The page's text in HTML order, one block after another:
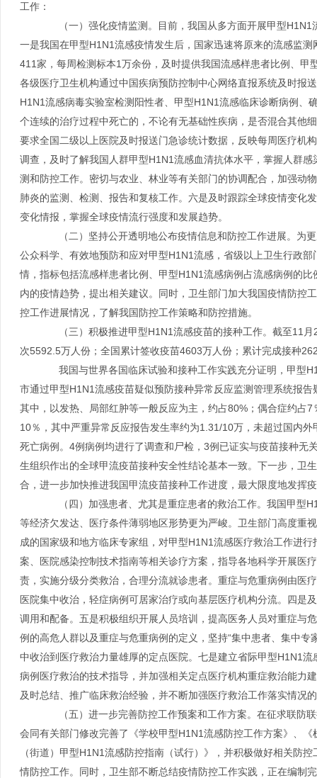
工作：
（一）强化疫情监测。目前，我国从多方面开展甲型H1N1
一是我国在甲型H1N1流感疫情发生后，国家迅速将原来的流感监
411家，每周检测标本1万余份，及时提供我国流感样患者比例、
各级医疗卫生机构通过中国疾病预防控制中心网络直报系统及时报
H1N1流感病毒实验室检测阳性者、甲型H1N1流感临床诊断病例
个连续的治疗过程中死亡的，不论有无基础性疾病，是否混合其他
要求全国二级以上医院及时报送门急诊统计数据，反映每周医疗机
调查，及时了解我国人群甲型H1N1流感血清抗体水平，掌握人群
测和防控工作。密切与农业、林业等有关部门的协调配合，加强动
肺炎的监测、检测、报告和复核工作。六是及时跟踪全球疫情变化
变化情报，掌握全球疫情流行强度和发展趋势。
（二）坚持公开透明地公布疫情信息和防控工作进展。为
公众科学、有效地预防和应对甲型H1N1流感，省级以上卫生行政
情，指标包括流感样患者比例、甲型H1N1流感病例占流感病例的
内的疫情趋势，提出相关建议。同时，卫生部门加大我国疫情防控
控工作进展情况，了解我国防控工作策略和防控措施。
（三）积极推进甲型H1N1流感疫苗的接种工作。截至11月
次5592.5万人份；全国累计签收疫苗4603万人份；累计完成接种
我国与世界各国临床试验和接种工作实践充分证明，甲型
市通过甲型H1N1流感疫苗疑似预防接种异常反应监测管理系统报
其中，以发热、局部红肿等一般反应为主，约占80%；偶合症约占
10％，其中严重异常反应报告发生率约为1.31/10万，未超过国内
死亡病例。4例病例均进行了调查和尸检，3例已证实与疫苗接种
生组织作出的全球甲流疫苗接种安全性结论基本一致。下一步，卫
合，进一步加快推进我国甲流疫苗接种工作进度，最大限度地发挥
（四）加强患者、尤其是重症患者的救治工作。我国甲型
等经济欠发达、医疗条件薄弱地区形势更为严峻。卫生部门高度重
成的国家级和地方临床专家组，对甲型H1N1流感医疗救治工作进
案、医院感染控制技术指南等相关诊疗方案，指导各地科学开展医
责，实施分级分类救治，合理分流就诊患者。重症与危重病例由医
医院集中收治，轻症病例可居家治疗或向基层医疗机构分流。四是
调用和配备。五是积极组织开展人员培训，提高医务人员对重症与
例的高危人群以及重症与危重病例的定义，坚持“集中患者、集中
中收治到医疗救治力量雄厚的定点医院。七是建立省际甲型H1N1
病例医疗救治的技术指导，并加强相关定点医疗机构重症救治能力
及时总结、推广临床救治经验，并不断加强医疗救治工作落实情况
（五）进一步完善防控工作预案和工作方案。在征求联防
会同有关部门修改完善了《学校甲型H1N1流感防控工作方案》、
（街道）甲型H1N1流感防控指南（试行）》，并积极做好相关防
情防控工作。同时，卫生部不断总结疫情防控工作实践，正在编制